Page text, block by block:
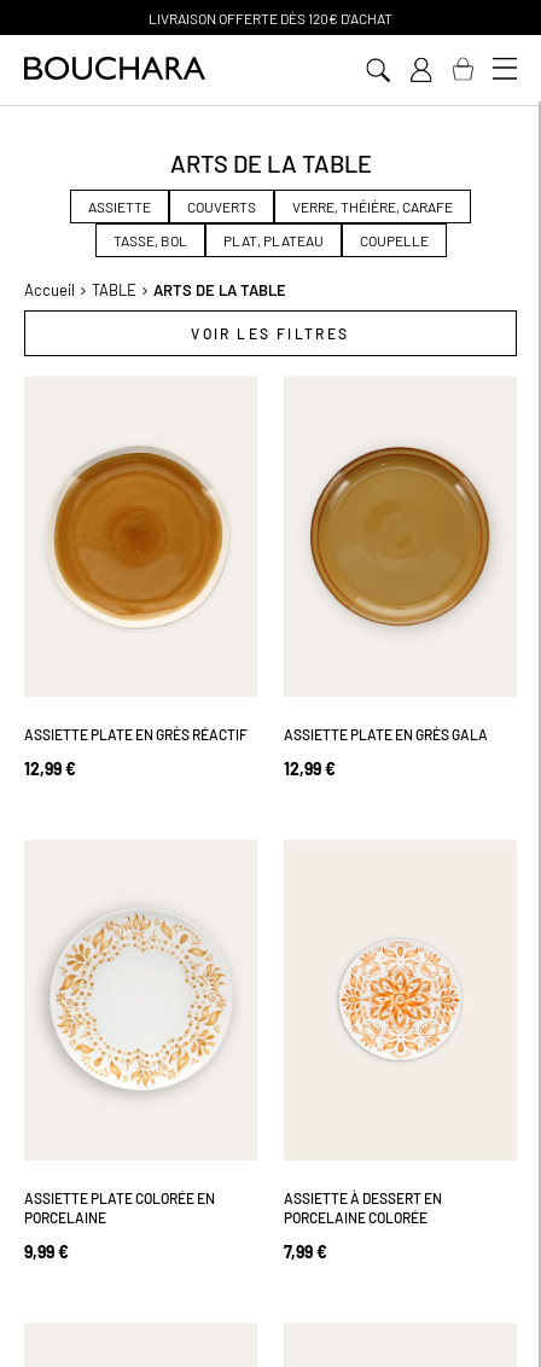
PAIEMENT EN 3 SANS FRAIS
ARTS DE LA TABLE
ASSIETTE COUVERTS
VERRE, THÉIÈRE, CARAFE
TASSE, BOL
PLAT, PLATEAU COUPELLE
Accueil TABLE ARTS DE LA TABLE
VOIR LES FILTRES
ASSIETTE PLATE EN GRÈS RÉACTIF
12,99 €
ASSIETTE PLATE EN GRÈS GALA
12,99 €
ASSIETTE PLATE COLORÉE EN
PORCELAINE
9,99 €
ASSIETTE À DESSERT EN
PORCELAINE COLORÉE
7,99 €